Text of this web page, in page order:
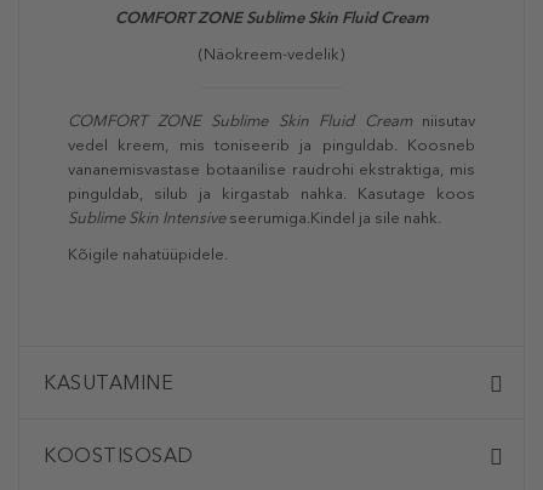
COMFORT ZONE Sublime Skin Fluid Cream
(Näokreem-vedelik)
COMFORT ZONE Sublime Skin Fluid Cream
niisutav
vedel kreem, mis toniseerib ja pinguldab. Koosneb
vananemisvastase botaanilise raudrohi ekstraktiga, mis
pinguldab, silub ja kirgastab nahka. Kasutage koos
Sublime Skin Intensiveseerumiga.Kindel ja sile nahk.
Kõigile nahatüüpidele.
KASUTAMINE
KOOSTISOSAD